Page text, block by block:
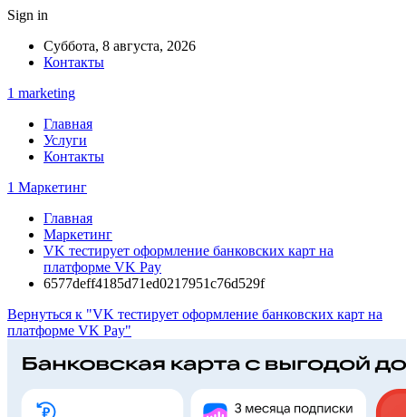
Sign in
Суббота, 8 августа, 2026
Контакты
1 marketing
Главная
Услуги
Контакты
1 Маркетинг
Главная
Маркетинг
VK тестирует оформление банковских карт на
платформе VK Pay
6577deff4185d71ed0217951c76d529f
Вернуться к "VK тестирует оформление банковских карт на
платформе VK Pay"